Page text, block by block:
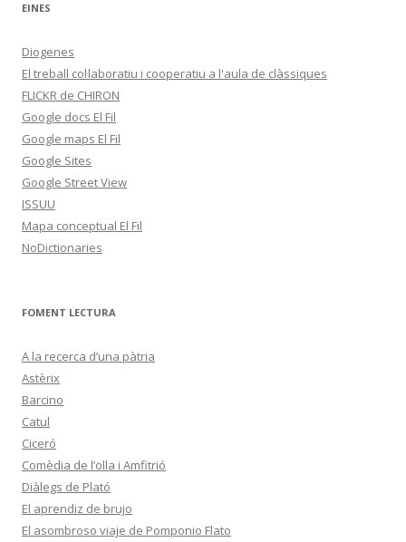
EINES
Diogenes
El treball col·laboratiu i cooperatiu a l'aula de clàssiques
FLICKR de CHIRON
Google docs El Fil
Google maps El Fil
Google Sites
Google Street View
ISSUU
Mapa conceptual El Fil
NoDictionaries
FOMENT LECTURA
A la recerca d’una pàtria
Astèrix
Barcino
Catul
Ciceró
Comèdia de l’olla i Amfitrió
Diàlegs de Plató
El aprendiz de brujo
El asombroso viaje de Pomponio Flato